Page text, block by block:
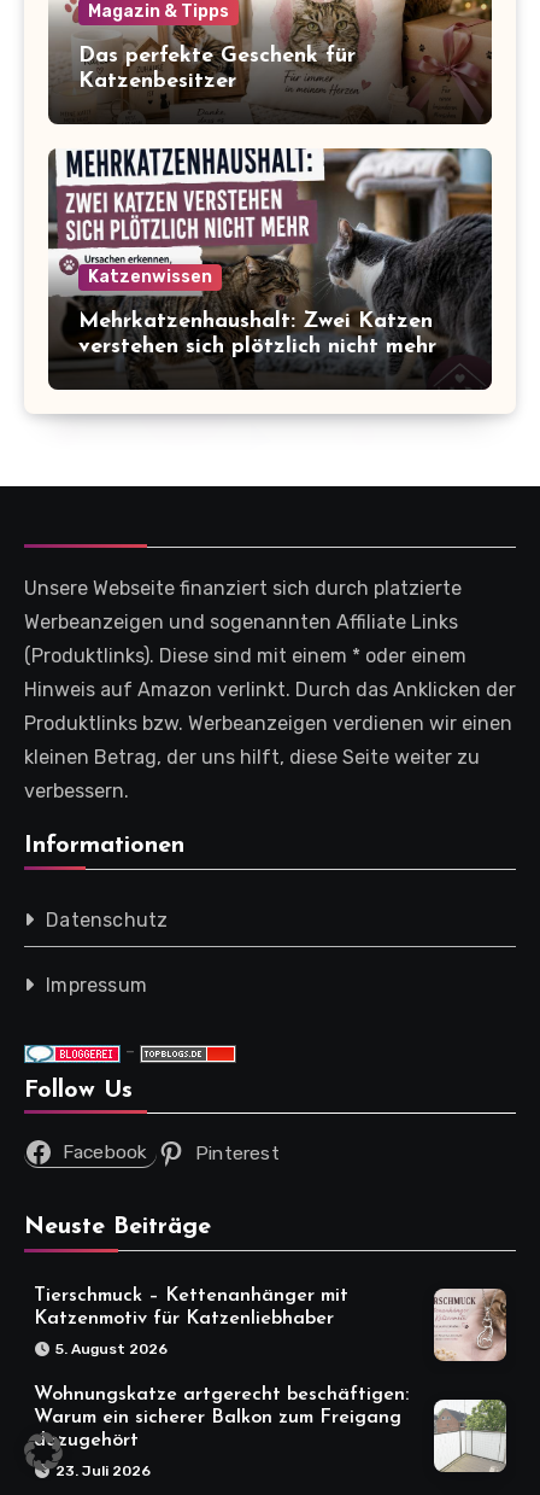
Magazin & Tipps
Das perfekte Geschenk für
Katzenbesitzer
Katzenwissen
Mehrkatzenhaushalt: Zwei Katzen
verstehen sich plötzlich nicht mehr
Unsere Webseite finanziert sich durch platzierte
Werbeanzeigen und sogenannten Affiliate Links
(Produktlinks). Diese sind mit einem * oder einem
Hinweis auf Amazon verlinkt. Durch das Anklicken der
Produktlinks bzw. Werbeanzeigen verdienen wir einen
kleinen Betrag, der uns hilft, diese Seite weiter zu
verbessern.
Informationen
Datenschutz
Impressum
-
Follow Us
Facebook Pinterest
Neuste Beiträge
Tierschmuck – Kettenanhänger mit
Katzenmotiv für Katzenliebhaber
5. August 2026
Wohnungskatze artgerecht beschäftigen:
Warum ein sicherer Balkon zum Freigang
dazugehört
23. Juli 2026